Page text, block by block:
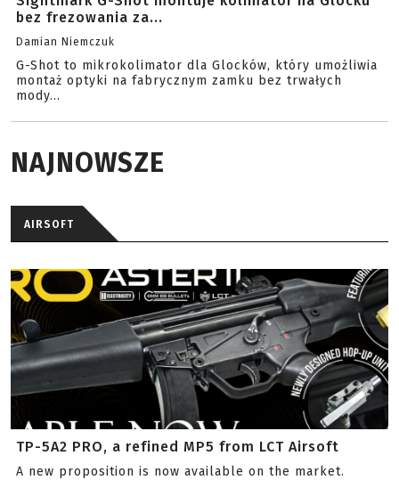
bez frezowania za...
Damian Niemczuk
G-Shot to mikrokolimator dla Glocków, który umożliwia
montaż optyki na fabrycznym zamku bez trwałych
mody...
NAJNOWSZE
AIRSOFT
TP-5A2 PRO, a refined MP5 from LCT Airsoft
A new proposition is now available on the market.